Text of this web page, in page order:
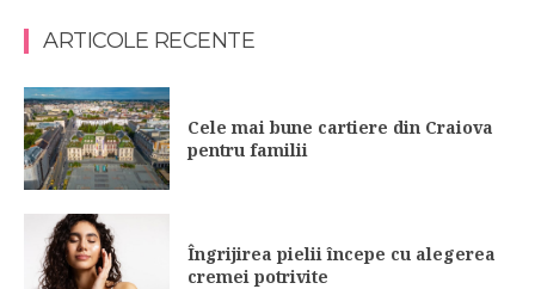
ARTICOLE RECENTE
Cele mai bune cartiere din Craiova
pentru familii
Îngrijirea pielii începe cu alegerea
cremei potrivite